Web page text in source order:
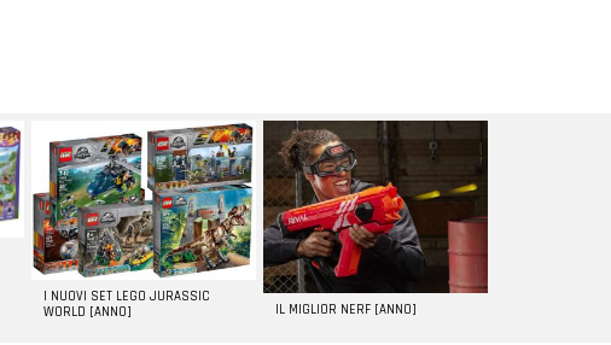
I NUOVI SET LEGO JURASSIC
WORLD [ANNO]
IL MIGLIOR NERF [ANNO]